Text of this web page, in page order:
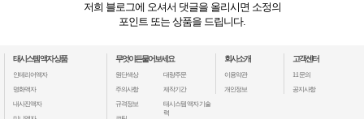
저희 블로그에 오셔서 댓글을 올리시면 소정의
포인트 또는 상품을 드립니다.
태시스템 액자 상품
인테리어액자
명화액자
내사진액자
무엇이든물어보세요
원단색상
주의사항
규격정보
대량주문
제작기간
태시스템 액자 기술
력
회사소개
이용약관
개인정보
고객센터
1:1 문의
공지사항